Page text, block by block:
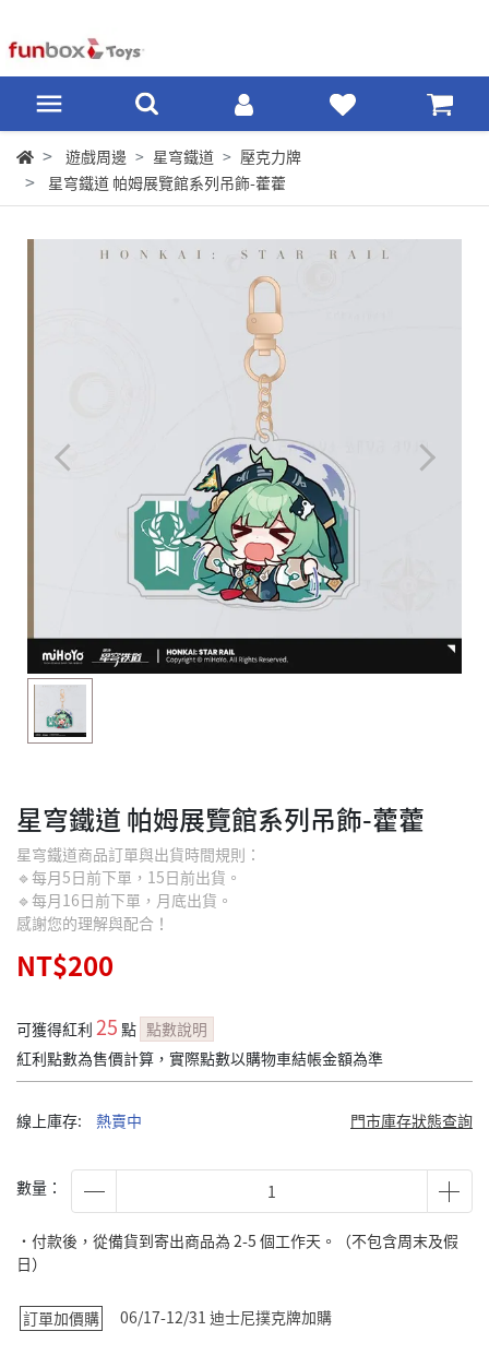
遊戲周邊 星穹鐵道
壓克力牌
星穹鐵道 帕姆展覽館系列吊飾-藿藿
星穹鐵道 帕姆展覽館系列吊飾-藿藿
星穹鐵道商品訂單與出貨時間規則：
🔹每月5日前下單，15日前出貨。
🔹每月16日前下單，月底出貨。
感謝您的理解與配合！
NT$200
可獲得紅利 25 點 點數說明
紅利點數為售價計算，實際點數以購物車結帳金額為準
線上庫存: 熱賣中 門市庫存狀態查詢
數量：
˙付款後，從備貨到寄出商品為 2-5 個工作天。（不包含周末及假
日）
訂單加價購 06/17-12/31 迪士尼撲克牌加購